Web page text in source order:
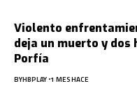
Violento
deja un muerto y dos
Porfía
BYHBPLAY 1 MES HACE